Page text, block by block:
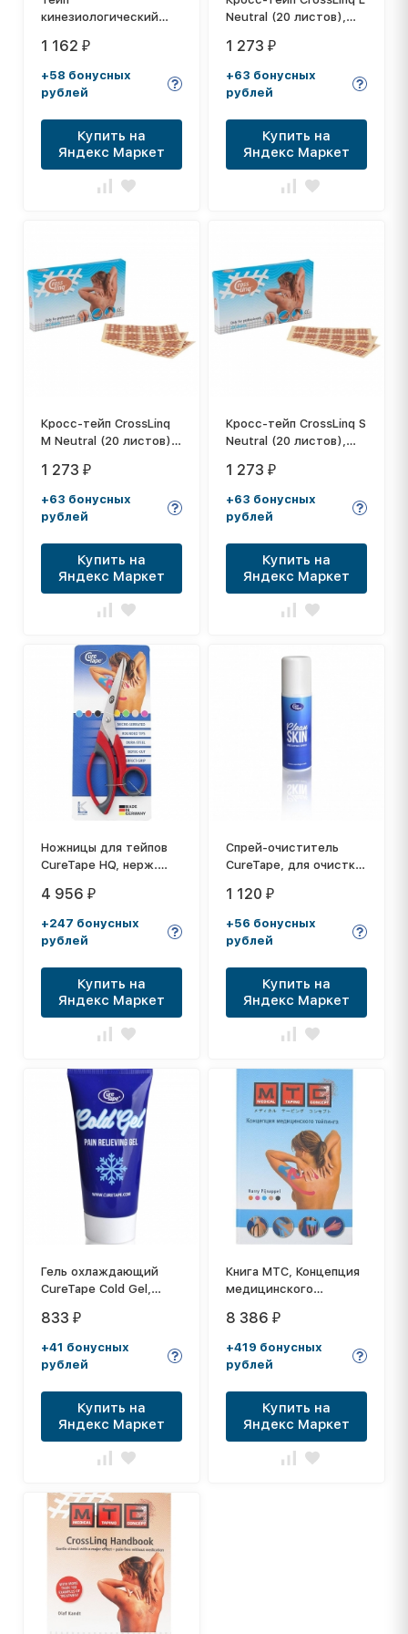
кинезиологический
Orange, 5 см x 5 м, арт.
160714,
перфорированный,
1 162₽
+58 бонусных
рублей
Купить на
Яндекс Маркет
Neutral (20 листов),
1 273₽
+63 бонусных
рублей
Купить на
Яндекс Маркет
Кросс-тейп CrossLinq
M Neutral (20 листов),
1 273₽
+63 бонусных
рублей
Купить на
Яндекс Маркет
Кросс-тейп CrossLinq S
Neutral (20 листов),
1 273₽
+63 бонусных
рублей
Купить на
Яндекс Маркет
Ножницы для тейпов
CureTape HQ, нерж.
красные
4 956₽
+247 бонусных
рублей
Купить на
Яндекс Маркет
Спрей-очиститель
CureTape, для очистки
тейпированием, 200
мл
1 120₽
+56 бонусных
рублей
Купить на
Яндекс Маркет
Гель охлаждающий
CureTape Сold Gel,
мл
833₽
+41 бонусных
рублей
Купить на
Яндекс Маркет
Книга MTC, Концепция
медицинского
язык. Автор Harry
Pijnappel, 224 стр., 400
иллюстраций
8 386₽
+419 бонусных
рублей
Купить на
Яндекс Маркет